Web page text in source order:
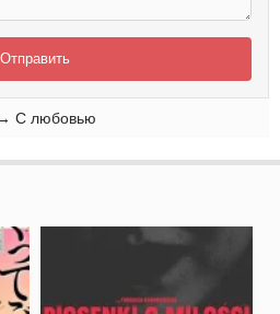
Отправить
С любовью